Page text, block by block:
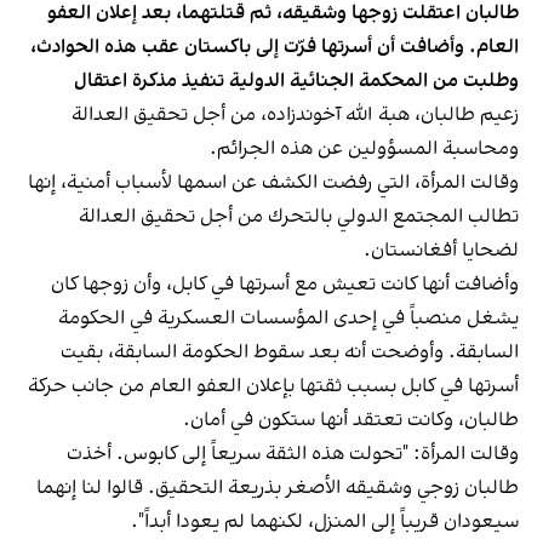
طالبان اعتقلت زوجها وشقيقه، ثم قتلتهما، بعد إعلان العفو
العام. وأضافت أن أسرتها فرّت إلى باكستان عقب هذه الحوادث،
وطلبت من المحكمة الجنائية الدولية تنفيذ مذكرة اعتقال
زعيم طالبان، هبة الله آخوندزاده، من أجل تحقيق العدالة
ومحاسبة المسؤولين عن هذه الجرائم.
وقالت المرأة، التي رفضت الكشف عن اسمها لأسباب أمنية، إنها
تطالب المجتمع الدولي بالتحرك من أجل تحقيق العدالة
لضحايا أفغانستان.
وأضافت أنها كانت تعيش مع أسرتها في كابل، وأن زوجها كان
يشغل منصباً في إحدى المؤسسات العسكرية في الحكومة
السابقة. وأوضحت أنه بعد سقوط الحكومة السابقة، بقيت
أسرتها في كابل بسبب ثقتها بإعلان العفو العام من جانب حركة
طالبان، وكانت تعتقد أنها ستكون في أمان.
وقالت المرأة: "تحولت هذه الثقة سريعاً إلى كابوس. أخذت
طالبان زوجي وشقيقه الأصغر بذريعة التحقيق. قالوا لنا إنهما
سيعودان قريباً إلى المنزل، لكنهما لم يعودا أبداً".